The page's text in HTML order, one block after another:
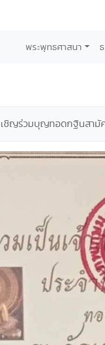
พระพุทธศาสนา
เชิญร่วมบุญทอดกฐินสามั